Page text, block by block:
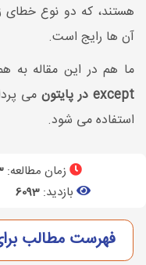
هستند، که دو نوع خطای
آن ها رایج است.
ما هم در این مقاله به
except در پایتون
می
استفاده می شود.
زمان مطالعه: 3
بازدید:6093
فهرست مطالب